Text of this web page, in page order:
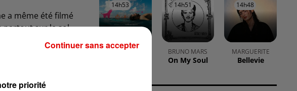
a même été filmé
partout sur le sol.
du conducteur
14h53
14h53
JEREMY FREROT
14h51
14h51
BRUNO MARS
On My Soul
14h48
14h48
MARGUERITE
Bellevie
priorité
Continuer sans accepter